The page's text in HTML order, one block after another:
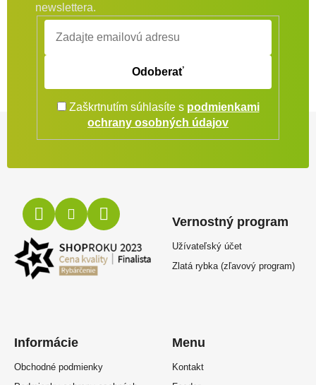
newslettera.
Odoberať
Zaškrtnutím súhlasíte s podmienkami
ochrany osobných údajov
Informácie
Obchodné podmienky
Vernostný program
Užívateľský účet
Zlatá rybka (zľavový program)
Menu
Kontakt